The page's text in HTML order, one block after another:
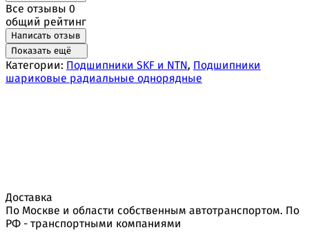
Все отзывы 0
общий рейтинг
Написать отзыв
Показать ещё
Категории: Подшипники SKF и NTN, Подшипники
шариковые радиальные однорядные
Доставка
По Москве и области собственным автотранспортом. По
РФ - транспортными компаниями